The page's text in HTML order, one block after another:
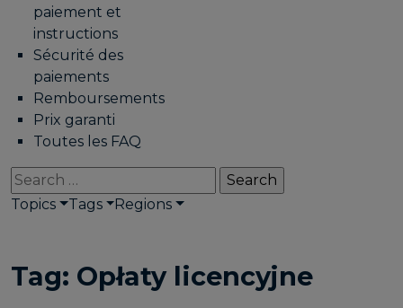
paiement et
instructions
Sécurité des
paiements
Remboursements
Prix garanti
Toutes les FAQ
Search
for:
Topics Tags Regions
Tag: Opłaty licencyjne